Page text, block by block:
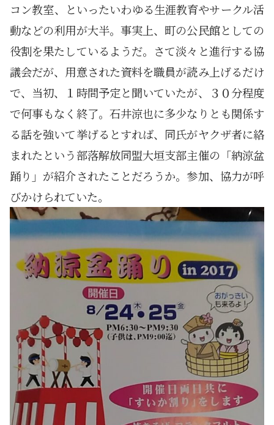
コン教室、といったいわゆる生涯教育やサークル活
動などの利用が大半。事実上、町の公民館としての
役割を果たしているようだ。さて淡々と進行する協
議会だが、用意された資料を職員が読み上げるだけ
で、当初、１時間予定と聞いていたが、３０分程度
で何事もなく終了。石井涼也に多少なりとも関係す
る話を強いて挙げるとすれば、同氏がヤクザ者に絡
まれたという部落解放同盟大垣支部主催の「納涼盆
踊り」が紹介されたことだろうか。参加、協力が呼
びかけられていた。